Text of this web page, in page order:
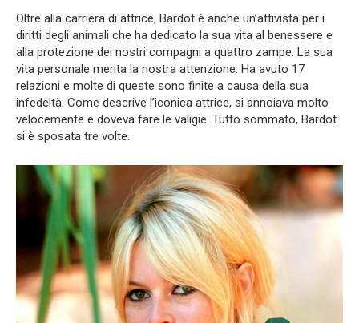
Oltre alla carriera di attrice, Bardot è anche un’attivista per i
diritti degli animali che ha dedicato la sua vita al benessere e
alla protezione dei nostri compagni a quattro zampe. La sua
vita personale merita la nostra attenzione. Ha avuto 17
relazioni e molte di queste sono finite a causa della sua
infedeltà. Come descrive l’iconica attrice, si annoiava molto
velocemente e doveva fare le valigie. Tutto sommato, Bardot
si è sposata tre volte.